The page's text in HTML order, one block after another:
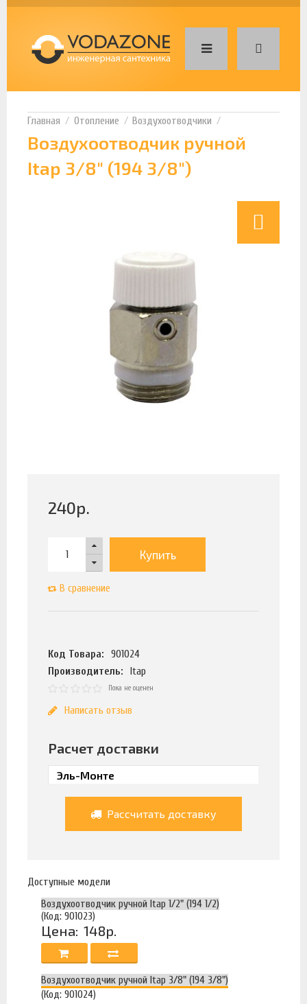
Отопление Воздухоотводчики
Воздухоотводчик ручной
Itap 3/8" (194 3/8")
240р.
Купить
В сравнение
Код Товара:
901024
Производитель:
Itap
Пока не оценен
Написать отзыв
Расчет доставки
Рассчитать доставку
Доступные модели
Воздухоотводчик ручной Itap 1/2" (194 1/2)
(Код: 901023)
Цена: 148р.
Воздухоотводчик ручной Itap 3/8" (194 3/8")
(Код: 901024)